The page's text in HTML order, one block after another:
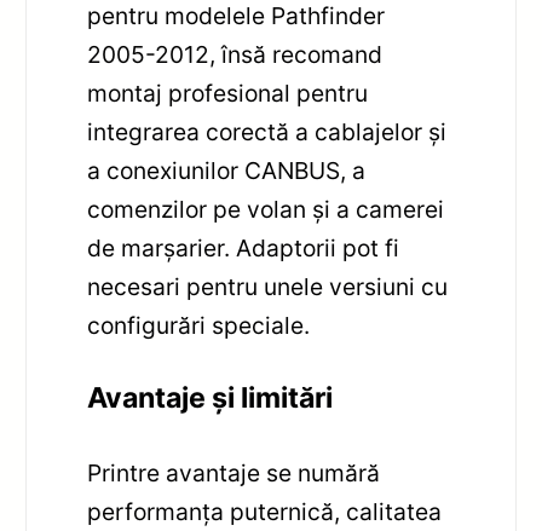
pentru modelele Pathfinder
2005-2012, însă recomand
montaj profesional pentru
integrarea corectă a cablajelor și
a conexiunilor CANBUS, a
comenzilor pe volan și a camerei
de marșarier. Adaptorii pot fi
necesari pentru unele versiuni cu
configurări speciale.
Avantaje și limitări
Printre avantaje se numără
performanța puternică, calitatea